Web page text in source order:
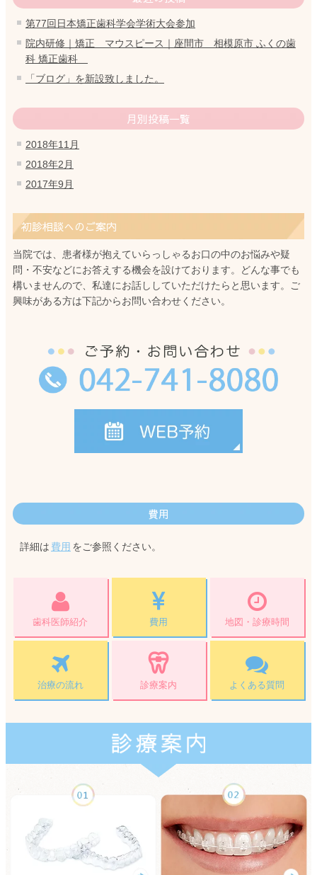
第77回日本矯正歯科学会学術大会参加
院内研修｜矯正 マウスピース｜座間市 相模原市 ふくの歯
科 矯正歯科
「ブログ」を新設致しました。
月別投稿一覧
2018年11月
2018年2月
2017年9月
初診相談へのご案内
当院では、患者様が抱えていらっしゃるお口の中のお悩みや疑
問・不安などにお答えする機会を設けております。どんな事でも
構いませんので、私達にお話ししていただけたらと思います。ご
興味がある方は下記からお問い合わせください。
費用
詳細は 費用 をご参照ください。
歯科医師紹介 費用 地図・診療時間
治療の流れ 診療案内 よくある質問